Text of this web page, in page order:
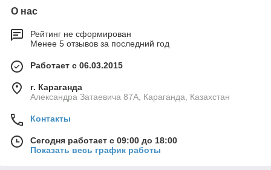
О нас
Рейтинг не сформирован
Менее 5 отзывов за последний год
Работает с 06.03.2015
г. Караганда
Александра Затаевича 87А, Караганда, Казахстан
Контакты
Сегодня работает с 09:00 до 18:00
Показать весь график работы